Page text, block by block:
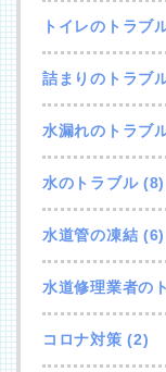
トイレのトラブ
詰まりのトラブ
水漏れのトラブ
水のトラブル(8)
水道管の凍結 (6)
水道修理業者の
コロナ対策 (2)